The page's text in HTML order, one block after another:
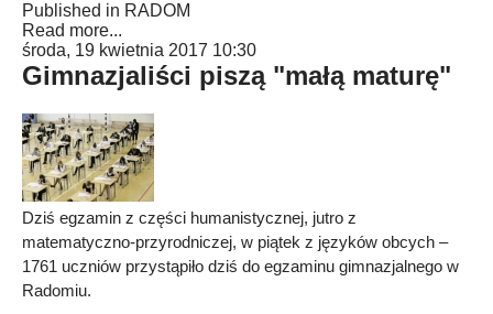
Published in RADOM
Read more...
środa, 19 kwietnia 2017 10:30
Gimnazjaliści piszą "małą maturę"
Dziś egzamin z części humanistycznej, jutro z
matematyczno-przyrodniczej, w piątek z języków obcych –
1761 uczniów przystąpiło dziś do egzaminu gimnazjalnego w
Radomiu.